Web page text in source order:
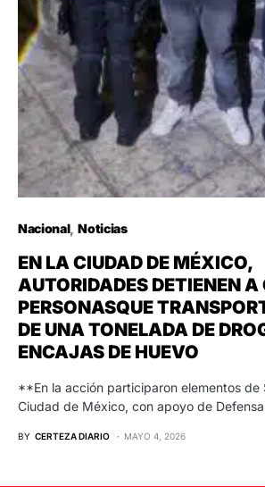
Nacional Noticias
EN LA CIUDAD DE MÉXICO,
AUTORIDADES DETIENEN A
PERSONASQUE
DE UNA TONELADA DE
ENCAJAS DE HUEVO
**En la acción participaron elementos de
Ciudad de México, con apoyo de
BY CERTEZA DIARIO MAYO 4, 2026